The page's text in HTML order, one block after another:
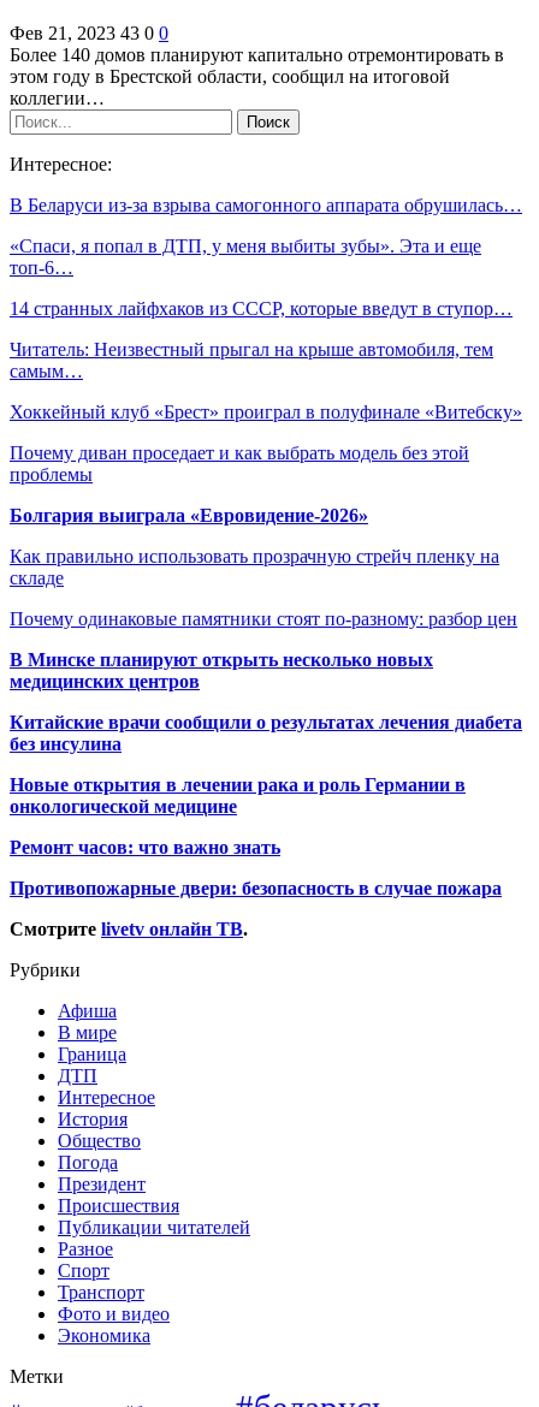
Фев 21, 2023 43 0 0
Более 140 домов планируют капитально отремонтировать в
этом году в Брестской области, сообщил на итоговой
коллегии…
Интересное:
В Беларуси из-за взрыва самогонного аппарата обрушилась…
«Спаси, я попал в ДТП, у меня выбиты зубы». Эта и еще
топ-6…
14 странных лайфхаков из СССР, которые введут в ступор…
Читатель: Неизвестный прыгал на крыше автомобиля, тем
самым…
Хоккейный клуб «Брест» проиграл в полуфинале «Витебску»
Почему диван проседает и как выбрать модель без этой
проблемы
Болгария выиграла «Евровидение-2026»
Как правильно использовать прозрачную стрейч пленку на
складе
Почему одинаковые памятники стоят по-разному: разбор цен
В Минске планируют открыть несколько новых
медицинских центров
Китайские врачи сообщили о результатах лечения диабета
без инсулина
Новые открытия в лечении рака и роль Германии в
онкологической медицине
Ремонт часов: что важно знать
Противопожарные двери: безопасность в случае пожара
Смотрите livetv онлайн ТВ.
Рубрики
Афиша
В мире
Граница
ДТП
Интересное
История
Общество
Погода
Президент
Происшествия
Публикации читателей
Разное
Спорт
Транспорт
Фото и видео
Экономика
Метки